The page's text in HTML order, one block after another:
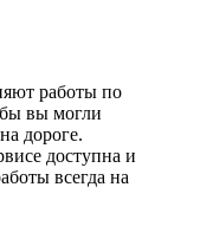
работы по
вы могли
дороге.
доступна и
всегда на